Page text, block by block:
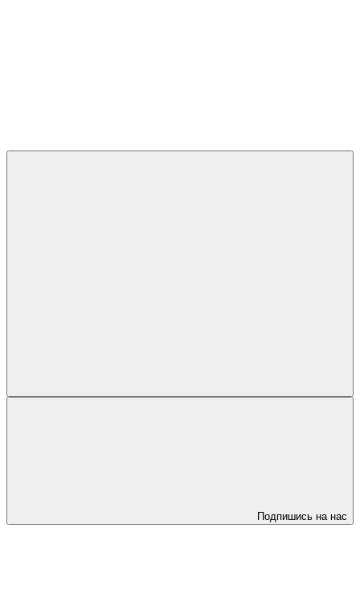
Подпишись на нас